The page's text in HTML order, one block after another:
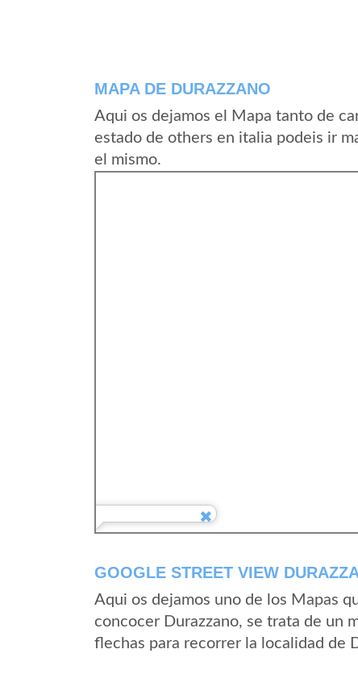
MAPA DE DURAZZANO
Aqui os dejamos el Mapa tanto de
estado de others en italia podeis ir
el mismo.
GOOGLE STREET VIEW
Aqui os dejamos uno de los Mapas
concocer Durazzano, se trata de un
flechas para recorrer la localidad de